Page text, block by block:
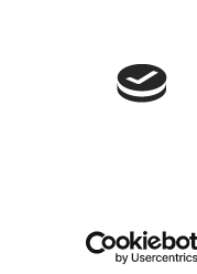
© 2026 -Over ons